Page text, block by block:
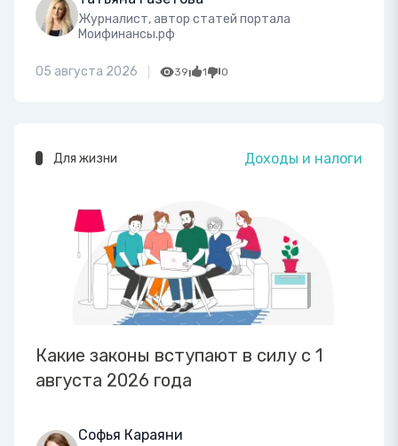
Журналист, автор статей портала
Моифинансы.рф
05 августа 2026 39 1 0
Для жизни Доходы и налоги
Какие законы вступают в силу с 1
августа 2026 года
Софья Караяни